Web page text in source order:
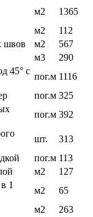
м2
1365
м2
112
швов
м2
567
м3
290
45° с
пог.м 1116
пог.м 325
пог.м 392
шт.
313
пог.м 113
м2
127
1
м2
65
м2
263